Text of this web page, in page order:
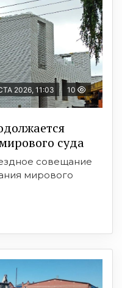
2026, 11:03 10
суда
совещание
мирового